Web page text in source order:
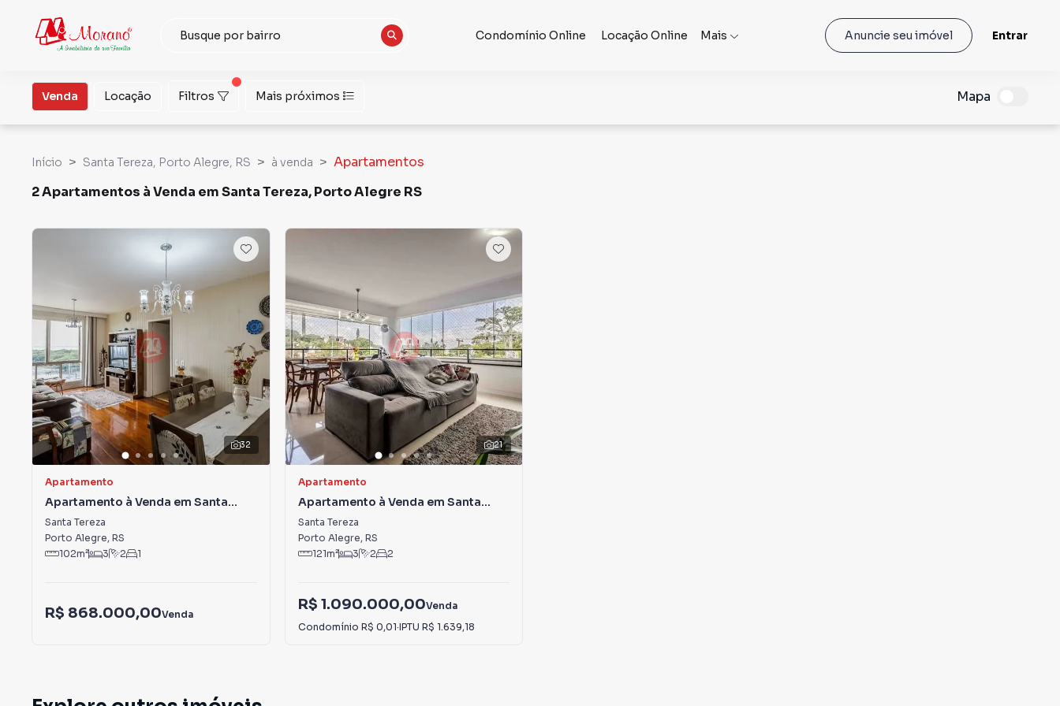
Condomínio Online Locação Online Mais Anuncie seu imóvel Entrar
Venda Locação Filtros Mais próximos Mapa
Início Santa Tereza, Porto Alegre, RS à venda
Apartamentos
2 Apartamentos à Venda em Santa Tereza, Porto Alegre RS
32
Apartamento
Apartamento à Venda em Santa
Tereza
Santa Tereza
Porto Alegre, RS
102m² 3 2 1
R$ 868.000,00Venda
21
Apartamento
Apartamento à Venda em Santa
Tereza
Santa Tereza
Porto Alegre, RS
121m² 3 2 2
R$ 1.090.000,00Venda
Condomínio R$ 0,01·IPTU R$ 1.639,18